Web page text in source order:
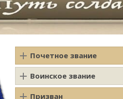
Почетное звание
Воинское звание
Призван